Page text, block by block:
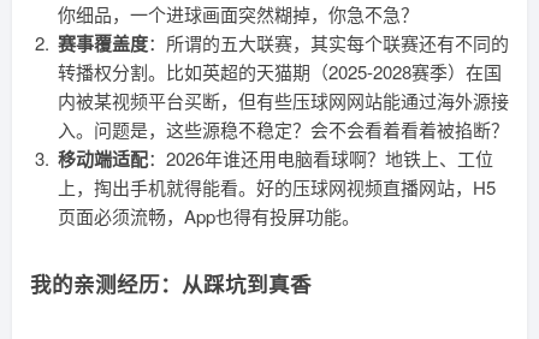
你细品，一个进球画面突然糊掉，你急不急？
赛事覆盖度：所谓的五大联赛，其实每个联赛还有不同的
转播权分割。比如英超的天猫期（2025-2028赛季）在国
内被某视频平台买断，但有些压球网网站能通过海外源接
入。问题是，这些源稳不稳定？会不会看着看着被掐断？
移动端适配：2026年谁还用电脑看球啊？地铁上、工位
上，掏出手机就得能看。好的压球网视频直播网站，H5
页面必须流畅，App也得有投屏功能。
我的亲测经历：从踩坑到真香